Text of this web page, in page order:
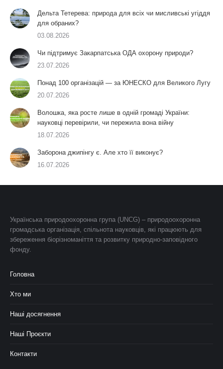
Дельта Тетерева: природа для всіх чи мисливські угіддя
для обраних?
03.08.2026
Чи підтримує Закарпатська ОДА охорону природи?
23.07.2026
Понад 100 організацій — за ЮНЕСКО для Великого Лугу
20.07.2026
Волошка, яка росте лише в одній громаді України:
науковці перевірили, чи пережила вона війну
18.07.2026
Заборона джипінгу є. Але хто її виконує?
16.07.2026
Українська природоохоронна група (UNCG) – природоохоронна
громадська організація, спільнота науковців, які працюють для
збереження біорізноманіття та розвитку природно-заповідного
фонду.
Головна
Хто ми
Наші досягнення
Наші Проєкти
Контакти